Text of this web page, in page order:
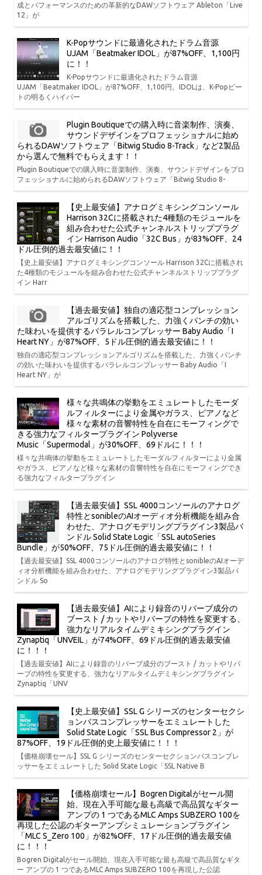
成とパフォーマンスのための革新的なDAWソフトウェア Ableton「Live
12」が
K-Popサウンドに最適化されたドラム音源
UJAM「Beatmaker IDOL」が87%OFF、1,100円
に！！
K-Popサウンドに最適化されたドラム音源
UJAM「Beatmaker IDOL」が87%OFF、1,100円。IDOLは、K-Popビー
トの明るくハイパー
Plugin Boutiqueでの購入時に音楽制作、演奏、
サウンドデザインをプロフェッショナルに始め
られるDAWソフトウェア「Bitwig Studio 8-Track」など2製品
から選んで無料でもらえます！！
Plugin Boutiqueでの購入時に音楽制作、演奏、サウンドデザインをプロ
フェッショナルに始められるDAWソフトウェア「Bitwig Studio 8-
【史上最安値】アナログミキシングコンソール
Harrison 32Cに搭載された4種類のモジュールを
組み合わせた公式チャンネルストリッププラグ
イン Harrison Audio「32C Bus」が83%OFF、24
ドル圧倒的過去最安値に！！
【史上最安値】アナログミキシングコンソール Harrison 32Cに搭載され
た4種類のモジュールを組み合わせた公式チャンネルストリッププラグ
イン Harr
【過去最安値】独自の適応型コンプレッション
アルゴリズムを搭載した、力強くパンチの効い
た味わいを提供するパラレルコンプレッサー Baby Audio「I
Heart NY」が87%OFF、5ドル圧倒的過去最安値に！！
独自の適応型コンプレッションアルゴリズムを搭載した、力強くパンチ
の効いた味わいを提供するパラレルコンプレッサー Baby Audio「I
Heart NY」が
様々な共鳴体の挙動をエミュレートしたモーダ
ルフィルターにより金属やガラス、ピアノなど
様々な素材の音響特性を自在にモーフィングで
きる強力なフィルタープラグイン Polyverse
Music「Supermodal」が30%OFF、69ドルに！！！
様々な共鳴体の挙動をエミュレートしたモーダルフィルターにより金属
やガラス、ピアノなど様々な素材の音響特性を自在にモーフィングでき
る強力なフィルタープラグイン
【過去最安値】SSL 4000コンソールのアナログ
特性とsonibleのAIオーディオ分析機能を組み合
わせた、アナログモデリングプラグイン3製品バ
ンドル Solid State Logic「SSL autoSeries
Bundle」が50%OFF、75ドル圧倒的過去最安値に！！
【過去最安値】SSL 4000コンソールのアナログ特性とsonibleのAIオーデ
ィオ分析機能を組み合わせた、アナログモデリングプラグイン3製品バ
ンドル So
【過去最安値】AIにより録音のリバーブ成分の
ブースト / カットやリバーブの特性を変更する、
強力なリアルタイムデミキシングプラグイン
Zynaptiq「UNVEIL」が74%OFF、69ドル圧倒的過去最安値
に！！！
【過去最安値】AIにより録音のリバーブ成分のブースト / カットやリバ
ーブの特性を変更する、強力なリアルタイムデミキシングプラグイン
Zynaptiq「UNV
【史上最安値】SSL G シリーズのセンターセクシ
ョンバスコンプレッサーをエミュレートした
Solid State Logic「SSL Bus Compressor 2」が
87%OFF、19ドル圧倒的史上最安値に！！！
【価格崩壊セール】SSL G シリーズのセンターセクションバスコンプレ
ッサーをエミュレートした Solid State Logic「SSL Native B
【価格崩壊セール】Bogren Digitalがセール開
始、現在入手可能な最も高級で高品質なギター
アンプの 1 つであるMLC Amps SUBZERO 100を
再現した公認のギターアンプシミュレーションプラグイン
「MLC S_Zero 100」が82%OFF、17ドル圧倒的過去最安値
に！！！
Bogren Digitalがセール開始、現在入手可能な最も高級で高品質なギタ
ー アンプの 1 つであるMLC Amps SUBZERO 100を再現した公認